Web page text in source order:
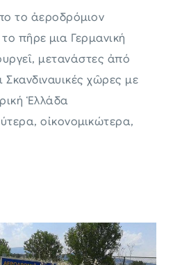
το ἀεροδρόμιον
πῆρε μια Γερμανική
μετανάστες ἀπό
χῶρες με
Ἑλλάδα
οἰκονομικώτερα,